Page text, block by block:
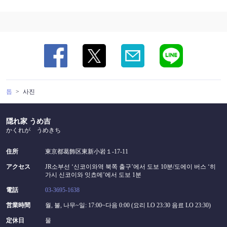
톱 사진
隠れ家 うめ吉
かくれが うめきち
住所 東京都葛飾区東新小岩１-17-11
アクセス
JR소부선 ‘신코이와역 북쪽 출구’에서 도보 10분/도에이 버스 ‘히
가시 신코이와 잇쵸메’에서 도보 1분
電話 03-3695-1638
営業時間 월, 불, 나무~일: 17:00~다음 0:00 (요리 LO 23:30 음료 LO 23:30)
定休日 물